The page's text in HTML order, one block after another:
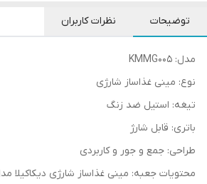
توضیحات نظرات کاربران
مدل: KMMG005
نوع: مینی غذاساز شارژی
تیغه: استیل ضد زنگ
باتری: قابل شارژ
طراحی: جمع و جور و کاربردی